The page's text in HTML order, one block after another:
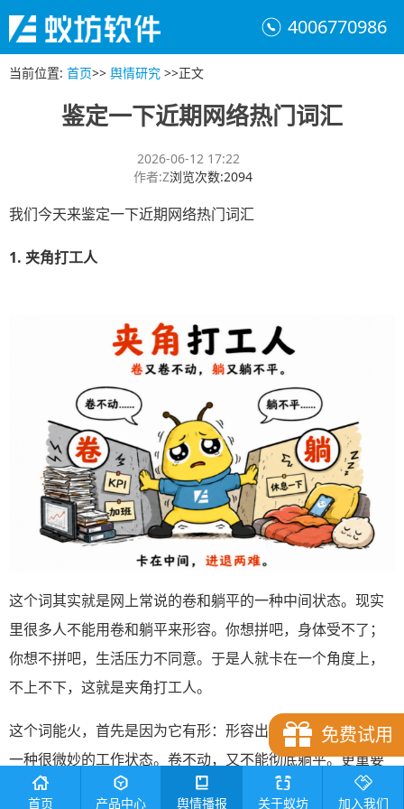
4006770986
当前位置: 首页>> 舆情研究 >>正文
鉴定一下近期网络热门词汇
2026-06-12 17:22
作者:Z浏览次数:2094
我们今天来鉴定一下近期网络热门词汇
1. 夹角打工人
这个词其实就是网上常说的卷和躺平的一种中间状态。现实
里很多人不能用卷和躺平来形容。你想拼吧，身体受不了；
你想不拼吧，生活压力不同意。于是人就卡在一个角度上，
不上不下，这就是夹角打工人。
这个词能火，首先是因为它有形：形容出了大部分上班族的
一种很微妙的工作状态。卷不动，又不能彻底躺平。更重要
的是它还有神：在背后默默道出了打工人特别是年龄大一点
免费试用
首页 产品中心 舆情播报 关于蚁坊 加入我们